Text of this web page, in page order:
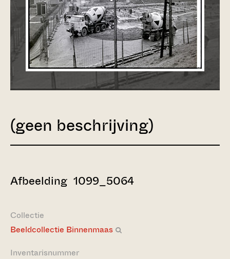
(geen beschrijving)
Afbeelding 1099_5064
Collectie
Beeldcollectie Binnenmaas
Inventarisnummer